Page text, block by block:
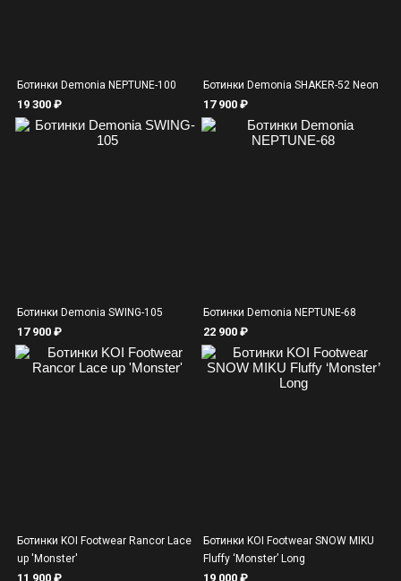
Ботинки Demonia NEPTUNE-100
19 300 ₽
Ботинки Demonia SHAKER-52 Neon
17 900 ₽
Ботинки Demonia SWING-105
17 900 ₽
Ботинки Demonia NEPTUNE-68
22 900 ₽
Ботинки KOI Footwear Rancor Lace
up 'Monster'
11 900 ₽
Ботинки KOI Footwear SNOW MIKU
Fluffy ‘Monster’ Long
19 000 ₽